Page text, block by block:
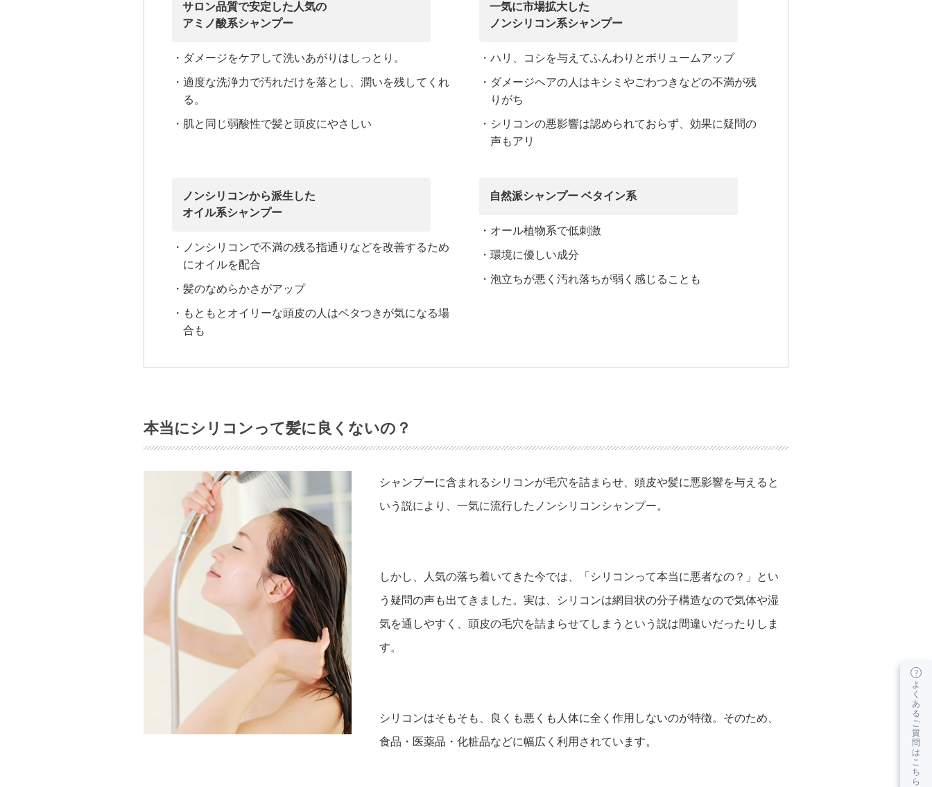
よ
く
あ
る
ご
質
問
は
こ
ち
ら
サロン品質で安定した人気の
アミノ酸系シャンプー
・ダメージをケアして洗いあがりはしっとり。
・適度な洗浄力で汚れだけを落とし、潤いを残してくれ
る。
・肌と同じ弱酸性で髪と頭皮にやさしい
一気に市場拡大した
ノンシリコン系シャンプー
・ハリ、コシを与えてふんわりとボリュームアップ
・ダメージヘアの人はキシミやごわつきなどの不満が残
りがち
・シリコンの悪影響は認められておらず、効果に疑問の
声もアリ
ノンシリコンから派生した
オイル系シャンプー
・ノンシリコンで不満の残る指通りなどを改善するため
にオイルを配合
・髪のなめらかさがアップ
・もともとオイリーな頭皮の人はベタつきが気になる場
合も
自然派シャンプー ベタイン系
・オール植物系で低刺激
・環境に優しい成分
・泡立ちが悪く汚れ落ちが弱く感じることも
本当にシリコンって髪に良くないの？
シャンプーに含まれるシリコンが毛穴を詰まらせ、頭皮や髪に悪影響を与えると
いう説により、一気に流行したノンシリコンシャンプー。
しかし、人気の落ち着いてきた今では、「シリコンって本当に悪者なの？」とい
う疑問の声も出てきました。実は、シリコンは網目状の分子構造なので気体や湿
気を通しやすく、頭皮の毛穴を詰まらせてしまうという説は間違いだったりしま
す。
シリコンはそもそも、良くも悪くも人体に全く作用しないのが特徴。そのため、
食品・医薬品・化粧品などに幅広く利用されています。